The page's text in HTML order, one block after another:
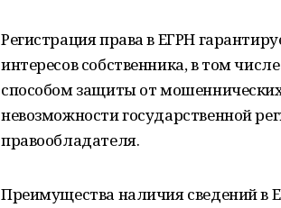
Регистрация права в ЕГРН
интересов собственника, в том
способом защиты от
невозможности государственной
правообладателя.
Преимущества наличия сведений в